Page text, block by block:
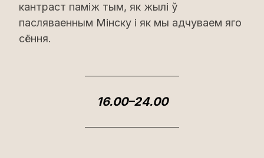
кантраст паміж тым, як жылі ў
пасляваенным Мінску і як мы адчуваем яго
сёння.
16.00–24.00